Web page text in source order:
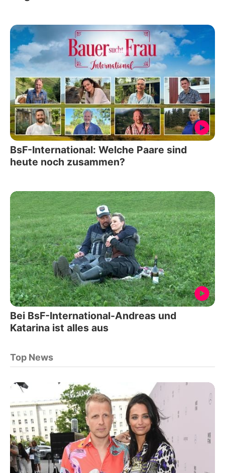
BsF-International: Welche Paare sind
heute noch zusammen?
Bei BsF-International-Andreas und
Katarina ist alles aus
Top News